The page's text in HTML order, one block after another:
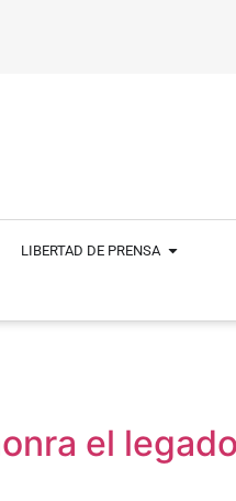
LIBERTAD DE PRENSA
el